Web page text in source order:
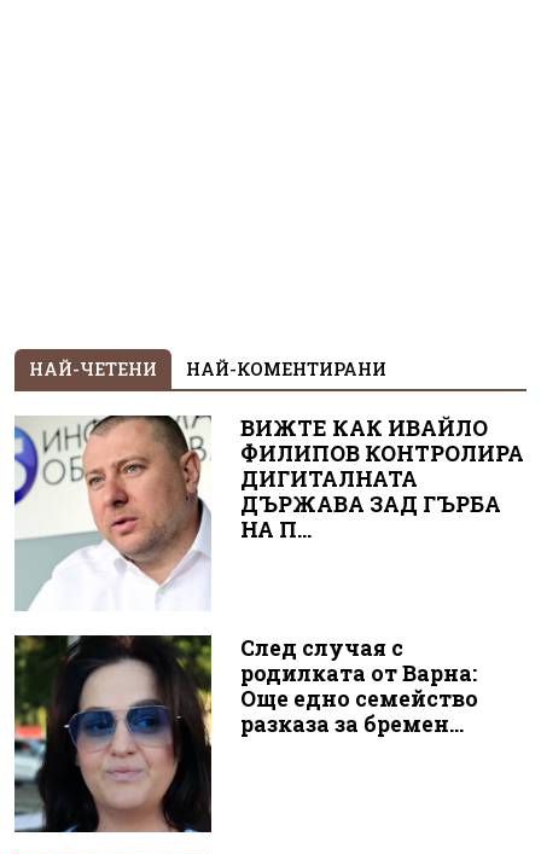
НАЙ-ЧЕТЕНИ НАЙ-КОМЕНТИРАНИ
ВИЖТЕ КАК ИВАЙЛО
ФИЛИПОВ КОНТРОЛИРА
ДИГИТАЛНАТА
ДЪРЖАВА ЗАД ГЪРБА
НА П...
След случая с
родилката от Варна:
Още едно семейство
разказа за бремен...